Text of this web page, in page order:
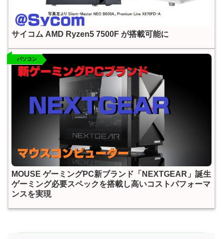
サイコム AMD Ryzen5 7500F が搭載可能に
パソコン
MOUSE ゲーミングPC新ブランド「NEXTGEAR」誕生
ゲーミング必要スペックを搭載し高いコストパフォーマ
ンスを実現